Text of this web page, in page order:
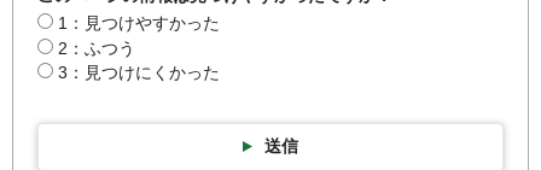
1：見つけやすかった
2：ふつう
3：見つけにくかった
送信